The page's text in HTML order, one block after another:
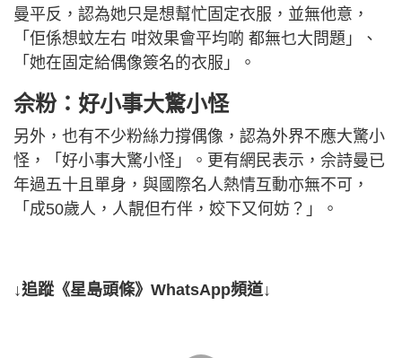
曼平反，認為她只是想幫忙固定衣服，並無他意，
「佢係想蚊左右 咁效果會平均啲 都無乜大問題」、
「她在固定給偶像簽名的衣服」。
佘粉：好小事大驚小怪
另外，也有不少粉絲力撐偶像，認為外界不應大驚小
怪，「好小事大驚小怪」。更有網民表示，佘詩曼已
年過五十且單身，與國際名人熱情互動亦無不可，
「成50歲人，人靚但冇伴，姣下又何妨？」。
↓追蹤《星島頭條》WhatsApp頻道↓